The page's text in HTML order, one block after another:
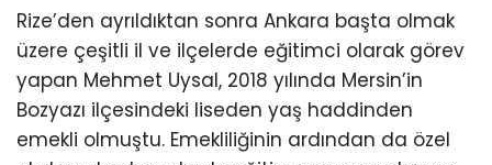
Rize’den ayrıldıktan sonra Ankara başta olmak
üzere çeşitli il ve ilçelerde eğitimci olarak görev
yapan Mehmet Uysal, 2018 yılında Mersin’in
Bozyazı ilçesindeki liseden yaş haddinden
emekli olmuştu. Emekliliğinin ardından da özel